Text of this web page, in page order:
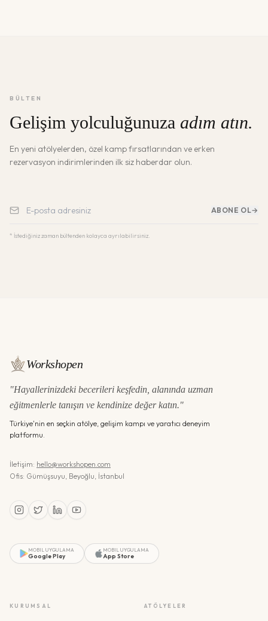
BÜLTEN
Gelişim yolculuğunuza adım atın.
En yeni atölyelerden, özel kamp fırsatlarından ve erken
rezervasyon indirimlerinden ilk siz haberdar olun.
ABONE OL→
* İstediğiniz zaman bültenden kolayca ayrılabilirsiniz.
Workshopen
"Hayallerinizdeki becerileri keşfedin, alanında uzman
eğitmenlerle tanışın ve kendinize değer katın."
Türkiye'nin en seçkin atölye, gelişim kampı ve yaratıcı deneyim
platformu.
İletişim: hello@workshopen.com
Ofis: Gümüşsuyu, Beyoğlu, İstanbul
MOBIL UYGULAMA
Google Play
MOBIL UYGULAMA
App Store
KURUMSAL ATÖLYELER